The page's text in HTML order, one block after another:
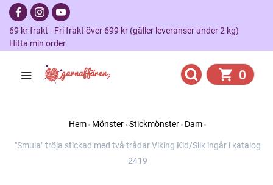
69 kr frakt - Fri frakt över 699 kr (gäller leveranser under 2 kg)
Hitta min order
0
Hem Mönster Stickmönster Dam
"Smula" tröja stickad med två trådar Viking Kid/Silk ingår i katalog
2419